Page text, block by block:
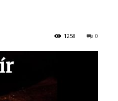
0
1258